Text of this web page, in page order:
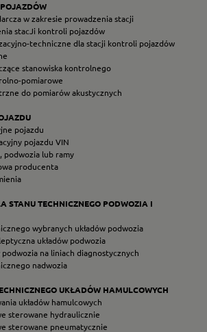
w zakresie prowadzenia stacji
stacJi kontroli pojazdów
techniczne dla stacji kontroli pojazdów
stanowiska kontrolnego
pomiarowe
do pomiarów akustycznych
pojazdu
pojazdu VIN
podwozia lub ramy
producenta
STANU TECHNICZNEGO PODWOZIA I
wybranych układów podwozia
układów podwozia
na liniach diagnostycznych
nadwozia
UKŁADÓW HAMULCOWYCH
układów hamulcowych
sterowane hydraulicznie
sterowane pneumatycznie